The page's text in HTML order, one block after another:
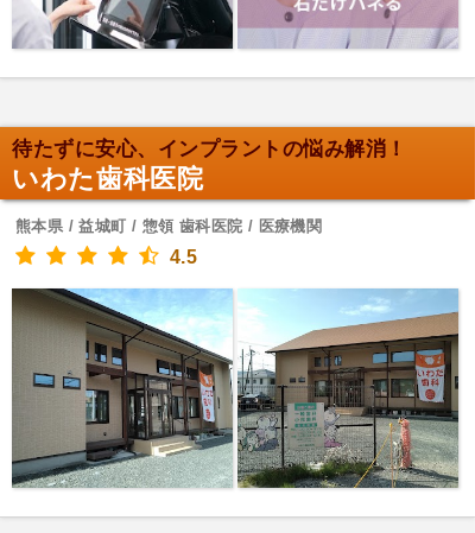
待たずに安心、インプラントの悩み解消！
いわた歯科医院
熊本県 / 益城町 / 惣領 歯科医院 / 医療機関
4.5